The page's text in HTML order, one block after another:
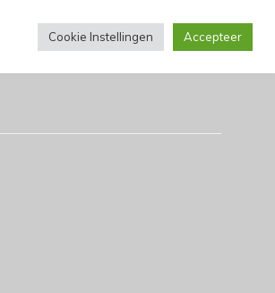
Cookie Instellingen Accepteer